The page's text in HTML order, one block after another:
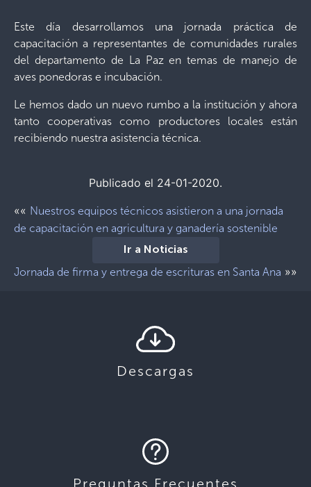
Este día desarrollamos una jornada práctica de
capacitación a representantes de comunidades rurales
del departamento de La Paz en temas de manejo de
aves ponedoras e incubación.
Le hemos dado un nuevo rumbo a la institución y ahora
tanto cooperativas como productores locales están
recibiendo nuestra asistencia técnica.
Publicado el 24-01-2020.
«« Nuestros equipos técnicos asistieron a una jornada
de capacitación en agricultura y ganadería sostenible
Ir a Noticias
Jornada de firma y entrega de escrituras en Santa Ana »»
Descargas
Preguntas Frecuentes